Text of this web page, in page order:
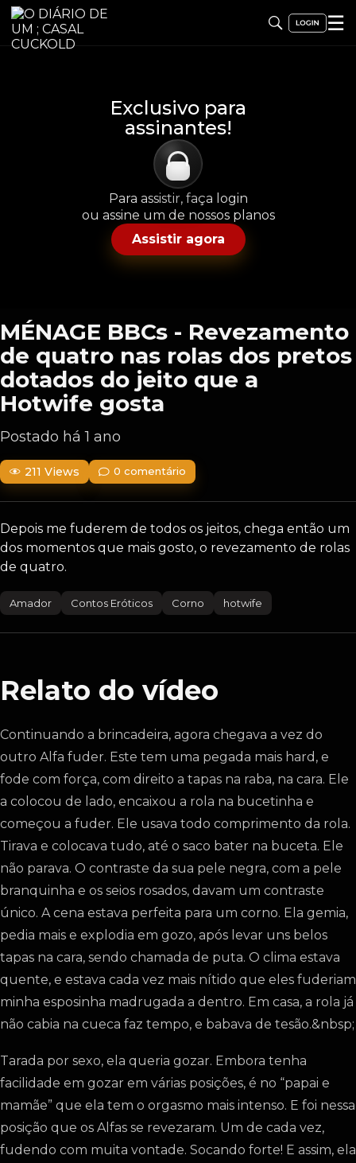
☰
Exclusivo para
assinantes!
Para assistir, faça login
ou assine um de nossos planos
Assistir agora
MÉNAGE BBCs - Revezamento
de quatro nas rolas dos pretos
dotados do jeito que a
Hotwife gosta
Postado há 1 ano
211 Views 0 comentário
Depois me fuderem de todos os jeitos, chega então um
dos momentos que mais gosto, o revezamento de rolas
de quatro.
Amador Contos Eróticos Corno hotwife
Relato do vídeo
Continuando a brincadeira, agora chegava a vez do
outro Alfa fuder. Este tem uma pegada mais hard, e
fode com força, com direito a tapas na raba, na cara. Ele
a colocou de lado, encaixou a rola na bucetinha e
começou a fuder. Ele usava todo comprimento da rola.
Tirava e colocava tudo, até o saco bater na buceta. Ele
não parava. O contraste da sua pele negra, com a pele
branquinha e os seios rosados, davam um contraste
único. A cena estava perfeita para um corno. Ela gemia,
pedia mais e explodia em gozo, após levar uns belos
tapas na cara, sendo chamada de puta. O clima estava
quente, e estava cada vez mais nítido que eles fuderiam
minha esposinha madrugada a dentro. Em casa, a rola já
não cabia na cueca faz tempo, e babava de tesão.&nbsp;
Tarada por sexo, ela queria gozar. Embora tenha
facilidade em gozar em várias posições, é no “papai e
mamãe” que ela tem o orgasmo mais intenso. E foi nessa
posição que os Alfas se revezaram. Um de cada vez,
fudendo com muita vontade. Socando forte! E assim, ela